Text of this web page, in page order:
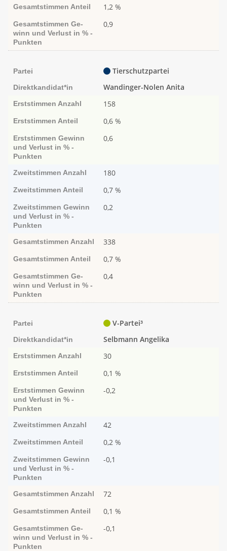
Gesamtstimmen Anteil 1,2 %
Gesamtstimmen Ge­­
winn und Ver­­lust in % -
Punk­ten
0,9
Partei Tierschutzpartei
Direktkandidat*in Wandinger-Nolen Anita
Erststimmen Anzahl 158
Erststimmen Anteil 0,6 %
Erststimmen Ge­­winn
und Ver­­lust in % -
Punk­ten
0,6
Zweitstimmen Anzahl 180
Zweitstimmen Anteil 0,7 %
Zweitstimmen Ge­­winn
und Ver­­lust in % -
Punk­ten
0,2
Gesamtstimmen Anzahl 338
Gesamtstimmen Anteil 0,7 %
Gesamtstimmen Ge­­
winn und Ver­­lust in % -
Punk­ten
0,4
Partei V-Partei³
Direktkandidat*in Selbmann Angelika
Erststimmen Anzahl 30
Erststimmen Anteil 0,1 %
Erststimmen Ge­­winn
und Ver­­lust in % -
Punk­ten
-0,2
Zweitstimmen Anzahl 42
Zweitstimmen Anteil 0,2 %
Zweitstimmen Ge­­winn
und Ver­­lust in % -
Punk­ten
-0,1
Gesamtstimmen Anzahl 72
Gesamtstimmen Anteil 0,1 %
Gesamtstimmen Ge­­
winn und Ver­­lust in % -
Punk­ten
-0,1